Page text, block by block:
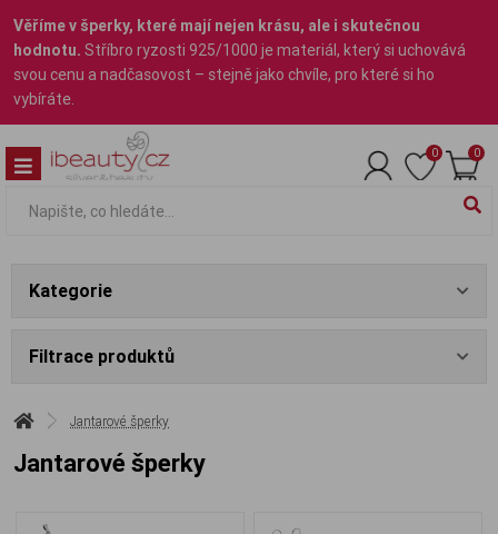
Věříme v šperky, které mají nejen krásu, ale i skutečnou
hodnotu. Stříbro ryzosti 925/1000 je materiál, který si uchovává
svou cenu a nadčasovost – stejně jako chvíle, pro které si ho
vybíráte.
0 0
Kategorie
Filtrace produktů
Jantarové šperky
Jantarové šperky